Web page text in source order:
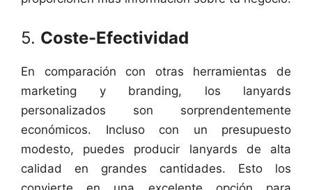
5. Coste-Efectividad
En comparación con otras herramientas de
marketing y branding, los lanyards
personalizados son sorprendentemente
económicos. Incluso con un presupuesto
modesto, puedes producir lanyards de alta
calidad en grandes cantidades. Esto los